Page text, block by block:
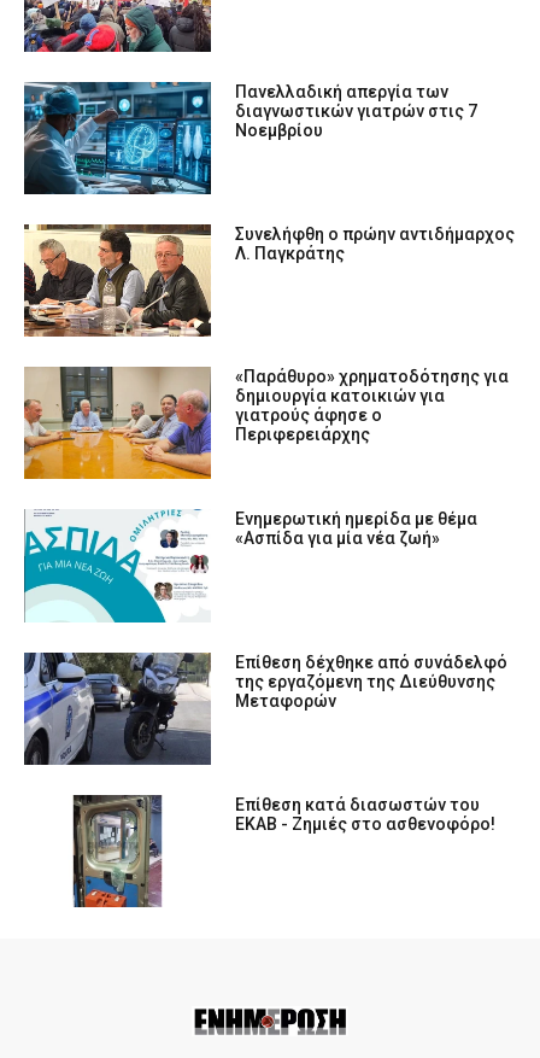
Πανελλαδική απεργία των
διαγνωστικών γιατρών στις 7
Νοεμβρίου
Συνελήφθη ο πρώην αντιδήμαρχος
Λ. Παγκράτης
«Παράθυρο» χρηματοδότησης για
δημιουργία κατοικιών για
γιατρούς άφησε ο
Περιφερειάρχης
Ενημερωτική ημερίδα με θέμα
«Ασπίδα για μία νέα ζωή»
Επίθεση δέχθηκε από συνάδελφό
της εργαζόμενη της Διεύθυνσης
Μεταφορών
Επίθεση κατά διασωστών του
ΕΚΑΒ - Ζημιές στο ασθενοφόρο!